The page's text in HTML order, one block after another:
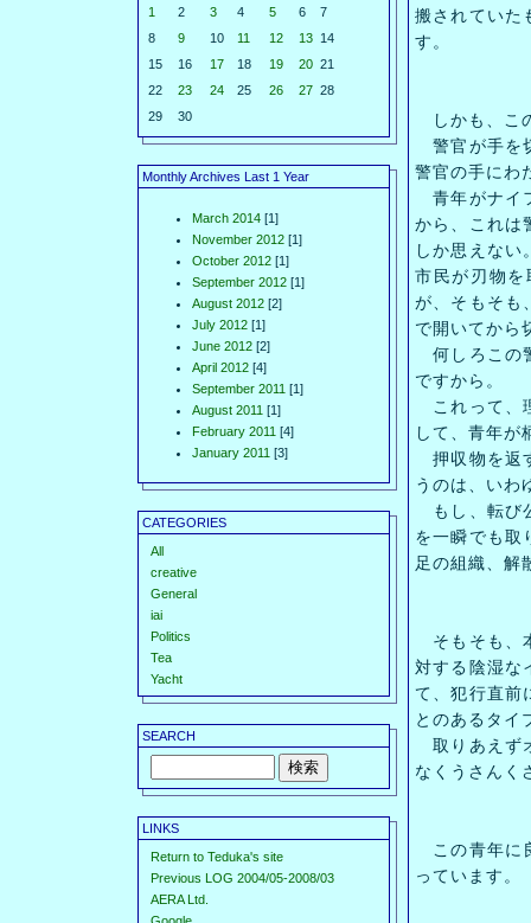
1
2 3 4 5 6
7
8
9 10 11 12 13 14
15
16 17 18 19 20 21
22
23 24 25 26 27 28
29
30
Monthly Archives Last 1 Year
March 2014 [1]
November 2012 [1]
October 2012 [1]
September 2012 [1]
August 2012 [2]
July 2012 [1]
June 2012 [2]
April 2012 [4]
September 2011 [1]
August 2011 [1]
February 2011 [4]
January 2011 [3]
CATEGORIES
All
creative
General
iai
Politics
Tea
Yacht
SEARCH
LINKS
Return to Teduka's site
Previous LOG 2004/05-2008/03
AERA Ltd.
搬されていた
す。
しかも、こ
警官が手を
警官の手にわ
青年がナイ
から、これは
しか思えな
市民が刃物
が、そもそも
で開いてから
何しろこの
ですから。
これって、
して、青年が
押収物を返
うのは、いわ
もし、転び
を一瞬でも取
足の組織、解
そもそも、
対する陰湿な
て、犯行直前
とのあるタイ
取りあえず
なくうさんく
この青年に
っています。